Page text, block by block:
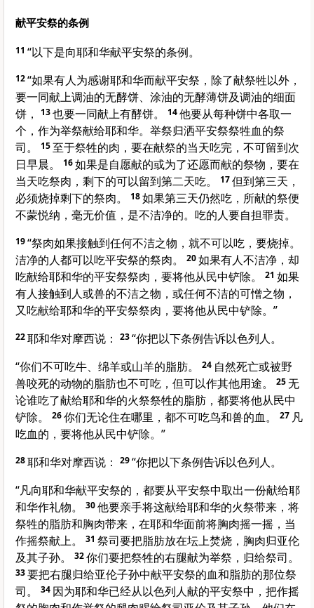
献平安祭的条例
11 “以下是向耶和华献平安祭的条例。
12“如果有人为感谢耶和华而献平安祭，除了献祭牲以外，
要一同献上调油的无酵饼、涂油的无酵薄饼及调油的细面
饼，
13也要一同献上有酵饼。 14他要从每种饼中各取一
个，作为举祭献给耶和华。举祭归洒平安祭祭牲血的祭
司。
15至于祭牲的肉，要在献祭的当天吃完，不可留到次
日早晨。
16如果是自愿献的或为了还愿而献的祭物，要在
当天吃祭肉，剩下的可以留到第二天吃。
17但到第三天，
必须烧掉剩下的祭肉。
18如果第三天仍然吃，所献的祭便
不蒙悦纳，毫无价值，是不洁净的。吃的人要自担罪责。
19“祭肉如果接触到任何不洁之物，就不可以吃，要烧掉。
洁净的人都可以吃平安祭的祭肉。
20如果有人不洁净，却
吃献给耶和华的平安祭祭肉，要将他从民中铲除。
21 如果
有人接触到人或兽的不洁之物，或任何不洁的可憎之物，
又吃献给耶和华的平安祭祭肉，要将他从民中铲除。”
22耶和华对摩西说： 23“你把以下条例告诉以色列人。
“你们不可吃牛、绵羊或山羊的脂肪。
24 自然死亡或被野
兽咬死的动物的脂肪也不可吃，但可以作其他用途。
25无
论谁吃了献给耶和华的火祭祭牲的脂肪，都要将他从民中
铲除。
26你们无论住在哪里，都不可吃鸟和兽的血。 27 凡
吃血的，要将他从民中铲除。”
28耶和华对摩西说： 29“你把以下条例告诉以色列人。
“凡向耶和华献平安祭的，都要从平安祭中取出一份献给耶
和华作礼物。
30他要亲手将这献给耶和华的火祭带来，将
祭牲的脂肪和胸肉带来，在耶和华面前将胸肉摇一摇，当
作摇祭献上。
31 祭司要把脂肪放在坛上焚烧，胸肉归亚伦
及其子孙。
32你们要把祭牲的右腿献为举祭，归给祭司。
33要把右腿归给亚伦子孙中献平安祭的血和脂肪的那位祭
司。
34 因为耶和华已经从以色列人献的平安祭中，把作摇